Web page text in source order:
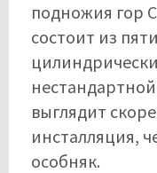
подножия гор
состоит из
выглядит
инсталляция,
особняк.